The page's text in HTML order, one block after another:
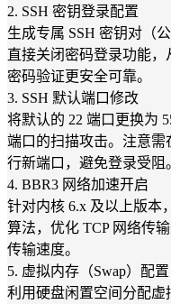
2. SSH 密钥登录配置
生成专属 SSH 密钥对（
直接关闭密码登录功能
密码验证更安全可靠。
3. SSH 默认端口修改
将默认的 22 端口更换为
端口的扫描攻击。注意
行新端口，避免登录受阻
4. BBR3 网络加速开启
针对内核 6.x 及以上版本
算法，优化 TCP 网络传
传输速度。
5. 虚拟内存（Swap）配置
利用硬盘闲置空间分配